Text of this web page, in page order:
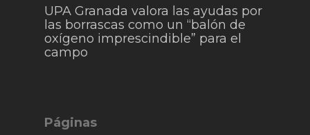
UPA Granada valora las ayudas por
las borrascas como un “balón de
oxígeno imprescindible” para el
campo
Páginas